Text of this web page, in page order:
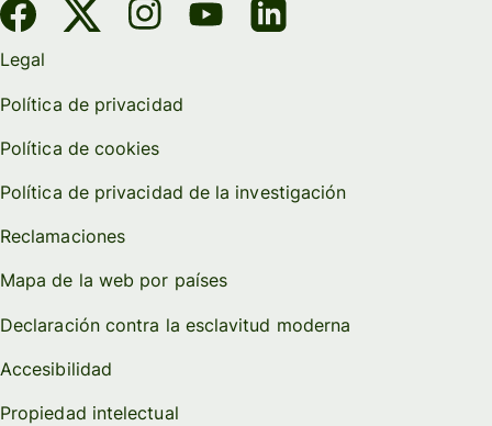
Legal
Política de privacidad
Política de cookies
Política de privacidad de la investigación
Reclamaciones
Mapa de la web por países
Declaración contra la esclavitud moderna
Accesibilidad
Propiedad intelectual